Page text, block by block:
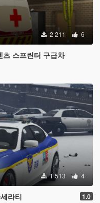
2 211 6
스프린터 구급차
1 513 4
라티 1.0